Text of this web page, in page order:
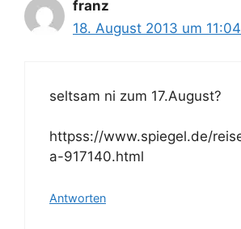
franz
18. August 2013 um
seltsam ni zum 17.August?
httpss://www.spiegel.de/
a-917140.html
Antworten